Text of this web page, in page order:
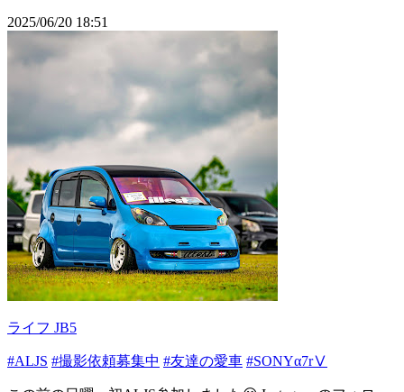
2025/06/20 18:51
ライフ JB5
#ALJS #撮影依頼募集中 #友達の愛車 #SONYα7rⅤ